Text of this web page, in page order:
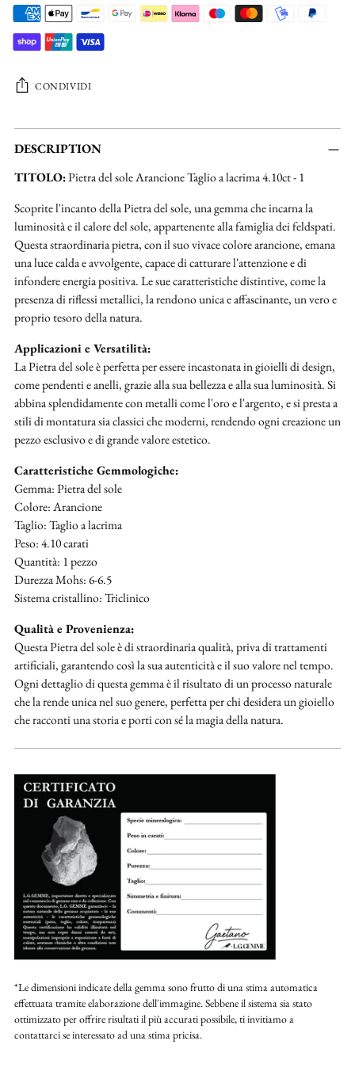
CONDIVIDI
Aggiungere
un
al
carrello...
DESCRIPTION
TITOLO:Pietra del sole Arancione Taglio a lacrima 4.10ct - 1
Scoprite l'incanto della Pietra del sole, una gemma che incarna la
luminosità e il calore del sole, appartenente alla famiglia dei feldspati.
Questa straordinaria pietra, con il suo vivace colore arancione, emana
una luce calda e avvolgente, capace di catturare l'attenzione e di
infondere energia positiva. Le sue caratteristiche distintive, come la
presenza di riflessi metallici, la rendono unica e affascinante, un vero e
proprio tesoro della natura.
Applicazioni e Versatilità:
La Pietra del sole è perfetta per essere incastonata in gioielli di design,
come pendenti e anelli, grazie alla sua bellezza e alla sua luminosità. Si
abbina splendidamente con metalli come l'oro e l'argento, e si presta a
stili di montatura sia classici che moderni, rendendo ogni creazione un
pezzo esclusivo e di grande valore estetico.
Caratteristiche Gemmologiche:
Gemma: Pietra del sole
Colore: Arancione
Taglio: Taglio a lacrima
Peso: 4.10 carati
Quantità: 1 pezzo
Durezza Mohs: 6-6.5
Sistema cristallino: Triclinico
Qualità e Provenienza:
Questa Pietra del sole è di straordinaria qualità, priva di trattamenti
artificiali, garantendo così la sua autenticità e il suo valore nel tempo.
Ogni dettaglio di questa gemma è il risultato di un processo naturale
che la rende unica nel suo genere, perfetta per chi desidera un gioiello
che racconti una storia e porti con sé la magia della natura.
*Le dimensioni indicate della gemma sono frutto di una stima automatica
effettuata tramite elaborazione dell'immagine. Sebbene il sistema sia stato
ottimizzato per offrire risultati il più accurati possibile, ti invitiamo a
contattarci se interessato ad una stima pricisa.